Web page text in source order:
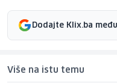
Dodajte Klix.ba
Više na istu temu